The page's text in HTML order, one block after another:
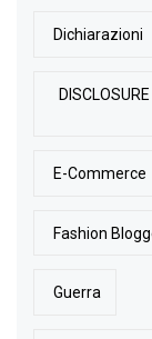
Dichiarazioni
E-Commerce
Fashion
Guerra